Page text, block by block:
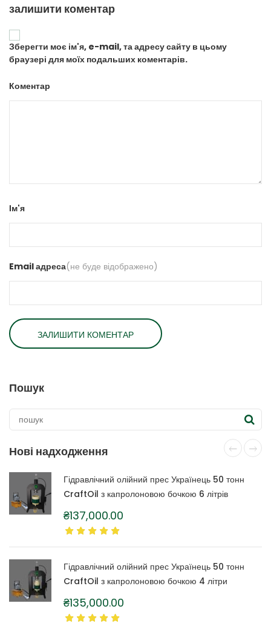
залишити коментар
Зберегти моє ім'я, e-mail, та адресу сайту в цьому
браузері для моїх подальших коментарів.
Коментар
Ім'я
Email адреса(не буде відображено)
Пошук
Нові надходження
Гідравлічний олійний прес Українець 50 тонн
CraftOil з капролоновою бочкою 6 літрів
₴137,000.00
Гідравлічний олійний прес Українець 50 тонн
CraftOil з капролоновою бочкою 4 літри
₴135,000.00